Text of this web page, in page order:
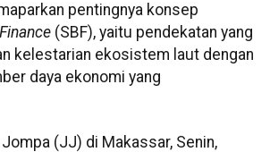
pentingnya konsep
(SBF), yaitu pendekatan yang
kelestarian ekosistem laut dengan
daya ekonomi yang
(JJ) di Makassar, Senin,